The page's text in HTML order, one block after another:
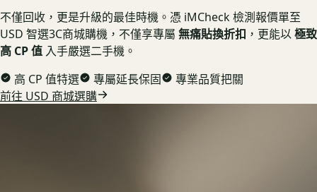
不僅回收，更是升級的最佳時機。憑 iMCheck 檢測報價單至
USD 智選3C商城購機，不僅享專屬 無痛貼換折扣 ，更能以極致
高 CP 值 入手嚴選二手機。
高 CP 值特選
專屬延長保固
專業品質把關
前往 USD 商城選購